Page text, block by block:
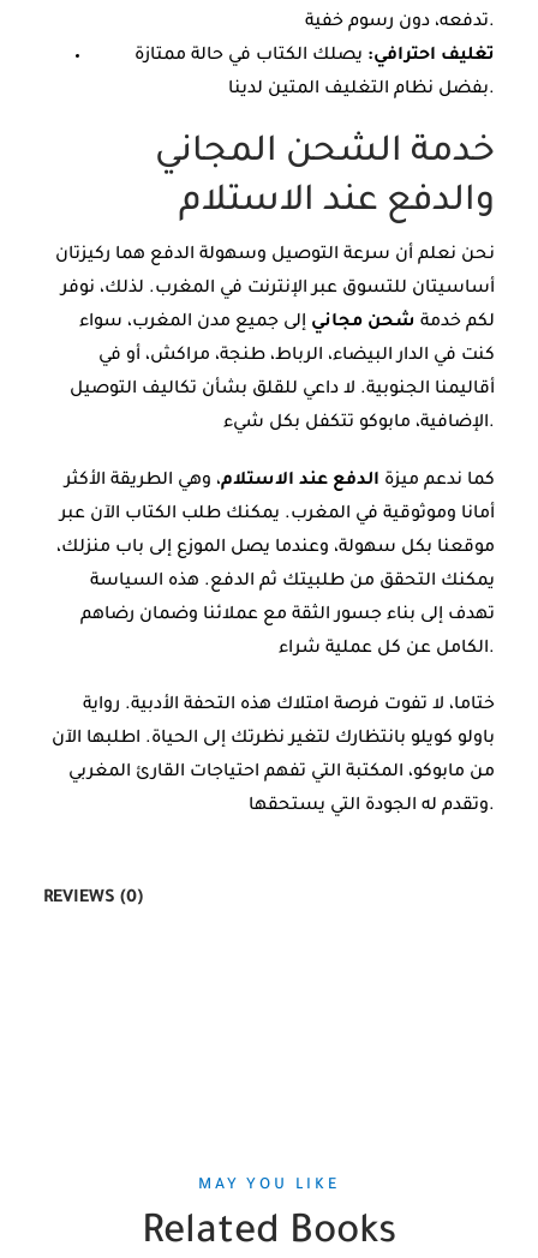
تدفعه، دون رسوم خفية.
تغليف احترافي: يصلك الكتاب في حالة ممتازة
بفضل نظام التغليف المتين لدينا.
خدمة الشحن المجاني
والدفع عند الاستلام
نحن نعلم أن سرعة التوصيل وسهولة الدفع هما ركيزتان
أساسيتان للتسوق عبر الإنترنت في المغرب. لذلك، نوفر
لكم خدمة شحن مجاني إلى جميع مدن المغرب، سواء
كنت في الدار البيضاء، الرباط، طنجة، مراكش، أو في
أقاليمنا الجنوبية. لا داعي للقلق بشأن تكاليف التوصيل
الإضافية، مابوكو تتكفل بكل شيء.
كما ندعم ميزة الدفع عند الاستلام، وهي الطريقة الأكثر
أمانا وموثوقية في المغرب. يمكنك طلب الكتاب الآن عبر
موقعنا بكل سهولة، وعندما يصل الموزع إلى باب منزلك،
يمكنك التحقق من طلبيتك ثم الدفع. هذه السياسة
تهدف إلى بناء جسور الثقة مع عملائنا وضمان رضاهم
الكامل عن كل عملية شراء.
ختاما، لا تفوت فرصة امتلاك هذه التحفة الأدبية. رواية
باولو كويلو بانتظارك لتغير نظرتك إلى الحياة. اطلبها الآن
من مابوكو، المكتبة التي تفهم احتياجات القارئ المغربي
وتقدم له الجودة التي يستحقها.
REVIEWS (0)
MAY YOU LIKE
Related Books